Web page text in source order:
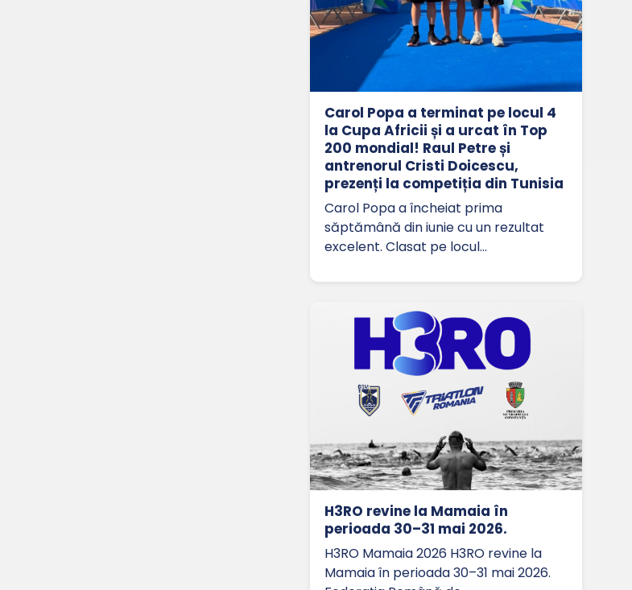
Carol Popa a terminat pe locul 4
la Cupa Africii și a urcat în Top
200 mondial! Raul Petre și
antrenorul Cristi Doicescu,
prezenți la competiția din Tunisia
Carol Popa a încheiat prima
săptămână din iunie cu un rezultat
excelent. Clasat pe locul…
H3RO revine la Mamaia în
perioada 30–31 mai 2026.
H3RO Mamaia 2026 H3RO revine la
Mamaia în perioada 30–31 mai 2026.